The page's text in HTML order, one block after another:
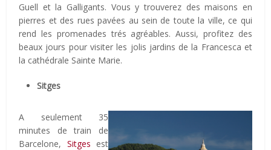
Guell et la Galligants. Vous y trouverez des maisons en
pierres et des rues pavées au sein de toute la ville, ce qui
rend les promenades trés agréables. Aussi, profitez des
beaux jours pour visiter les jolis jardins de la Francesca et
la cathédrale Sainte Marie.
Sitges
A seulement 35
minutes de train de
Barcelone, Sitges est